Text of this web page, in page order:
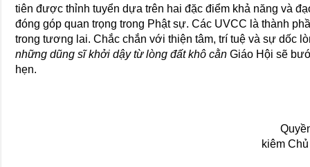
tiên được thỉnh tuyển dựa trên hai đặc điểm khả năng và
đóng góp quan trọng trong Phật sự. Các UVCC là thành
trong tương lai. Chắc chắn với thiện tâm, trí tuệ và sự dốc
những dũng sĩ khởi dậy từ lòng đất khô cằn Giáo Hội sẽ
hẹn.
kiêm